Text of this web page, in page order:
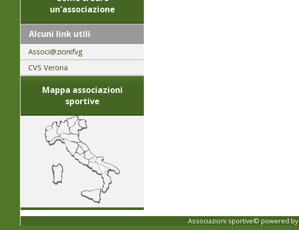
un'associazione
Alcuni link utili
Associ@zionifvg
CVS Verona
Mappa associazioni
sportive
Associazioni sportive© powered by